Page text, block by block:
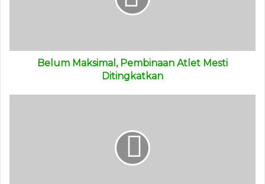
Daya Manusia (SDM). Dan berharap dapat mewujudkan
Belum Maksimal, Pembinaan Atlet Mesti
Ditingkatkan